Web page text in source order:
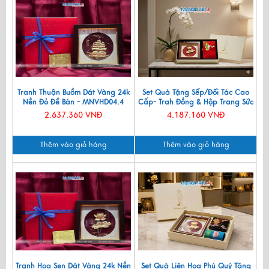
Tranh Thuận Buồm Dát Vàng 24k
Nền Đỏ Để Bàn - MNVHD04.4
2.637.360 VNĐ
Thêm vào giỏ hàng
Set Quà Tặng Sếp/Đối Tác Cao
Cấp- Trah Đồng & Hộp Trang Sức
Sơn Mài CBQT004
4.187.160 VNĐ
Thêm vào giỏ hàng
Tranh Hoa Sen Dát Vàng 24k Nền Set Quà Liên Hoa Phú Quý Tặng